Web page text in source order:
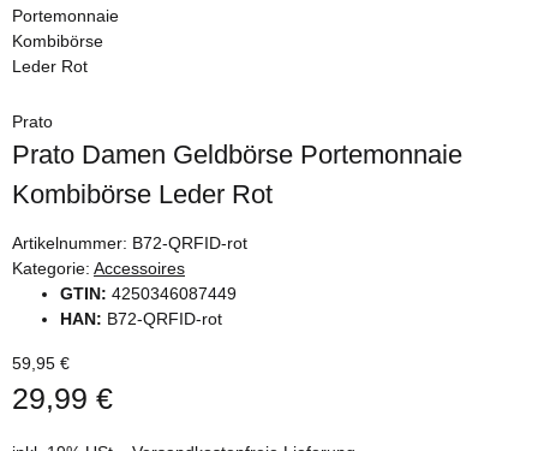
Prato
Prato Damen Geldbörse Portemonnaie
Kombibörse Leder Rot
Artikelnummer: B72-QRFID-rot
Kategorie: Accessoires
GTIN: 4250346087449
HAN: B72-QRFID-rot
59,95 €
29,99 €